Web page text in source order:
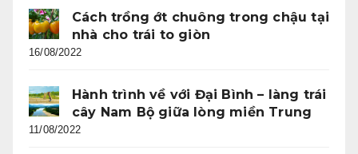
Cách trồng ớt chuông trong chậu tại
nhà cho trái to giòn
16/08/2022
Hành trình về với Đại Bình – làng trái
cây Nam Bộ giữa lòng miền Trung
11/08/2022